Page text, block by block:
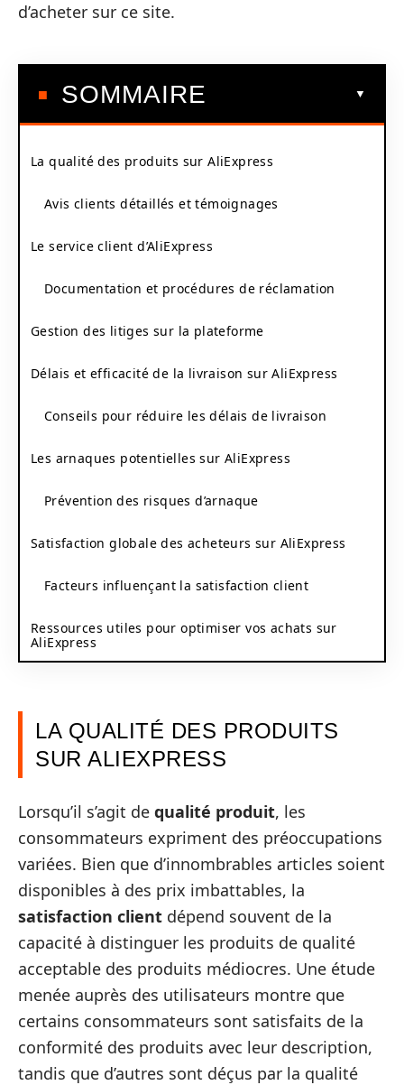
d’acheter sur ce site.
SOMMAIRE
La qualité des produits sur AliExpress
Avis clients détaillés et témoignages
Le service client d’AliExpress
Documentation et procédures de réclamation
Gestion des litiges sur la plateforme
Délais et efficacité de la livraison sur AliExpress
Conseils pour réduire les délais de livraison
Les arnaques potentielles sur AliExpress
Prévention des risques d’arnaque
Satisfaction globale des acheteurs sur AliExpress
Facteurs influençant la satisfaction client
Ressources utiles pour optimiser vos achats sur
AliExpress
LA QUALITÉ DES PRODUITS
SUR ALIEXPRESS
Lorsqu’il s’agit de qualité produit, les
consommateurs expriment des préoccupations
variées. Bien que d’innombrables articles soient
disponibles à des prix imbattables, la
satisfaction client dépend souvent de la
capacité à distinguer les produits de qualité
acceptable des produits médiocres. Une étude
menée auprès des utilisateurs montre que
certains consommateurs sont satisfaits de la
conformité des produits avec leur description,
tandis que d’autres sont déçus par la qualité